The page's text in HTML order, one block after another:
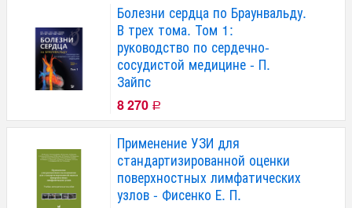
Болезни сердца по Браунвальду.
В трех тома. Том 1:
руководство по сердечно-
сосудистой медицине - П.
Зайпс
8 270 Р
Применение УЗИ для
стандартизированной оценки
поверхностных лимфатических
узлов - Фисенко Е. П.